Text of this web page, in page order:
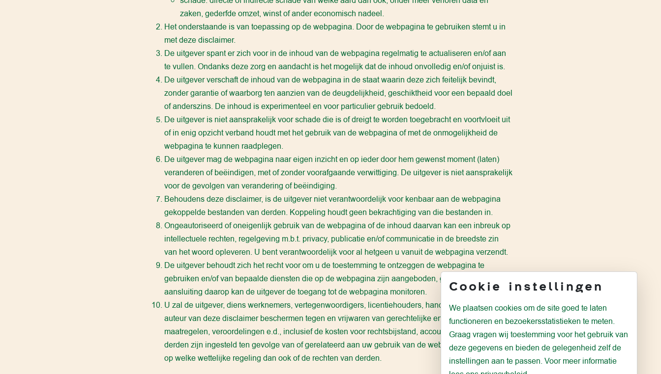
zaken, gederfde omzet, winst of ander economisch nadeel.
Het onderstaande is van toepassing op de webpagina. Door de webpagina te gebruiken stemt u in
met deze disclaimer.
De uitgever spant er zich voor in de inhoud van de webpagina regelmatig te actualiseren en/of aan
te vullen. Ondanks deze zorg en aandacht is het mogelijk dat de inhoud onvolledig en/of onjuist is.
De uitgever verschaft de inhoud van de webpagina in de staat waarin deze zich feitelijk bevindt,
zonder garantie of waarborg ten aanzien van de deugdelijkheid, geschiktheid voor een bepaald doel
of anderszins. De inhoud is experimenteel en voor particulier gebruik bedoeld.
De uitgever is niet aansprakelijk voor schade die is of dreigt te worden toegebracht en voortvloeit uit
of in enig opzicht verband houdt met het gebruik van de webpagina of met de onmogelijkheid de
webpagina te kunnen raadplegen.
De uitgever mag de webpagina naar eigen inzicht en op ieder door hem gewenst moment (laten)
veranderen of beëindigen, met of zonder voorafgaande verwittiging. De uitgever is niet aansprakelijk
voor de gevolgen van verandering of beëindiging.
Behoudens deze disclaimer, is de uitgever niet verantwoordelijk voor kenbaar aan de webpagina
gekoppelde bestanden van derden. Koppeling houdt geen bekrachtiging van die bestanden in.
Ongeautoriseerd of oneigenlijk gebruik van de webpagina of de inhoud daarvan kan een inbreuk op
intellectuele rechten, regelgeving m.b.t. privacy, publicatie en/of communicatie in de breedste zin
van het woord opleveren. U bent verantwoordelijk voor al hetgeen u vanuit de webpagina verzendt.
De uitgever behoudt zich het recht voor om u de toestemming te ontzeggen de webpagina te
gebruiken en/of van bepaalde diensten die op de webpagina zijn aangeboden, gebruik te maken. In
aansluiting daarop kan de uitgever de toegang tot de webpagina monitoren.
U zal de uitgever, diens werknemers, vertegenwoordigers, licentiehouders, handelspartners en de
auteur van deze disclaimer beschermen tegen en vrijwaren van gerechtelijke en buitengerechtelijke
maatregelen, veroordelingen e.d., inclusief de kosten voor rechtsbijstand, accountants e.d. die door
derden zijn ingesteld ten gevolge van of gerelateerd aan uw gebruik van de webpagina, uw inbreuk
op welke wettelijke regeling dan ook of de rechten van derden.
Cookie instellingen
We plaatsen cookies om de site goed te laten
functioneren en bezoekersstatistieken te meten.
Graag vragen wij toestemming voor het gebruik van
deze gegevens en bieden de gelegenheid zelf de
instellingen aan te passen. Voor meer informatie